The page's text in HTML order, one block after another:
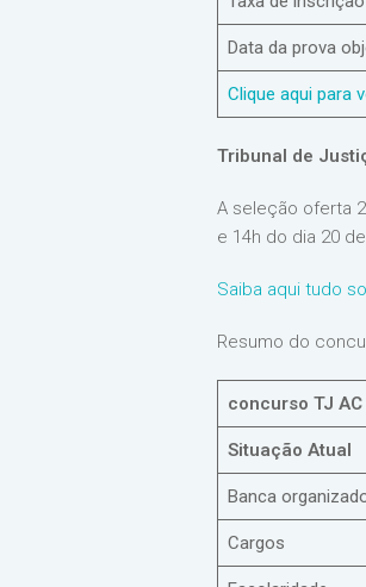
Data da prova
Clique aqui para
Tribunal de
A seleção oferta
e 14h do dia 20
Saiba aqui tudo
Resumo do
concurso TJ
Situação Atual
Banca
Cargos